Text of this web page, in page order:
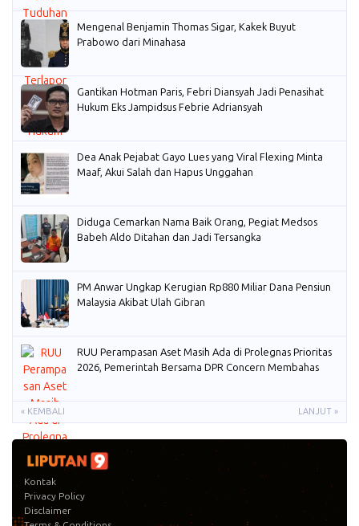
Mengenal Benjamin Thomas Sigar, Kakek Buyut
Prabowo dari Minahasa
Gantikan Hotman Paris, Febri Diansyah Jadi Penasihat
Hukum Eks Jampidsus Febrie Adriansyah
Dea Anak Pejabat Gayo Lues yang Viral Flexing Minta
Maaf, Akui Salah dan Hapus Unggahan
Diduga Cemarkan Nama Baik Orang, Pegiat Medsos
Babeh Aldo Ditahan dan Jadi Tersangka
PM Anwar Ungkap Kerugian Rp880 Miliar Dana Pensiun
Malaysia Akibat Ulah Gibran
RUU Perampasan Aset Masih Ada di Prolegnas Prioritas
2026, Pemerintah Bersama DPR Concern Membahas
« KEMBALI LANJUT »
Kontak
Privacy Policy
Disclaimer